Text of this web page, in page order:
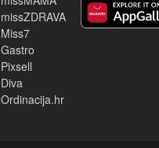
missZDRAVA
Miss7
Gastro
Pixsell
Diva
Ordinacija.hr